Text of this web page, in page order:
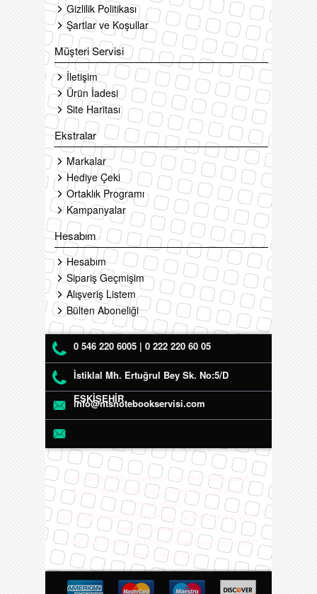
Gizlilik Politikası
Şartlar ve Koşullar
Müşteri Servisi
İletişim
Ürün İadesi
Site Haritası
Ekstralar
Markalar
Hediye Çeki
Ortaklık Programı
Kampanyalar
Hesabım
Hesabım
Sipariş Geçmişim
Alışveriş Listem
Bülten Aboneliği
0 546 220 6005 | 0 222 220 60 05
İstiklal Mh. Ertuğrul Bey Sk. No:5/D
ESKİŞEHİR
info@ntsnotebookservisi.com
Eskişehir NTS Notebook Servisi - Notebook
Tamir, Bakım, Onarım, Yedek Parça Servis
Hizmetleri
eskişehir notebook servisi, notebook servisi,
notebook eskişehir,
notebook servis, eskişehir notebook, eskişehir
notebook tamiri